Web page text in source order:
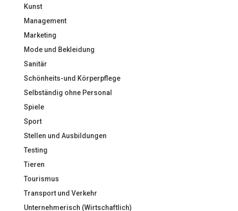
Kunst
Management
Marketing
Mode und Bekleidung
Sanitär
Schönheits-und Körperpflege
Selbständig ohne Personal
Spiele
Sport
Stellen und Ausbildungen
Testing
Tieren
Tourismus
Transport und Verkehr
Unternehmerisch (Wirtschaftlich)